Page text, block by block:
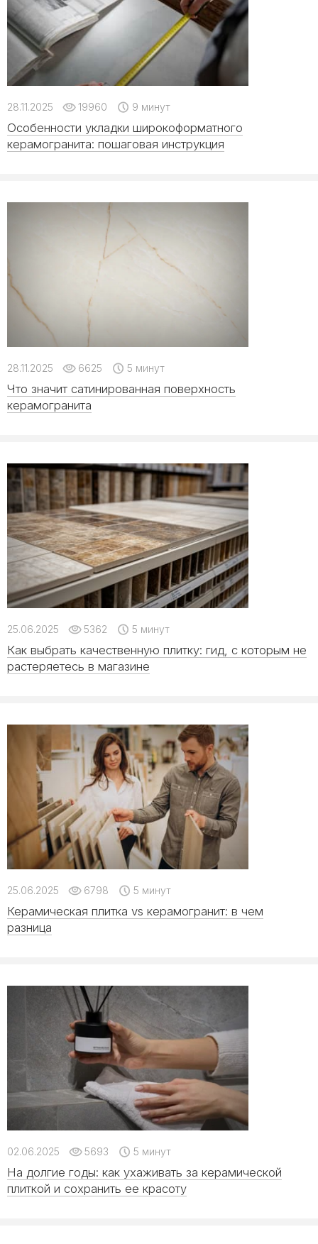
28.11.2025 19960 9 минут
Особенности укладки широкоформатного
керамогранита: пошаговая инструкция
28.11.2025 6625 5 минут
Что значит сатинированная поверхность
керамогранита
25.06.2025 5362 5 минут
Как выбрать качественную плитку: гид, с которым не
растеряетесь в магазине
25.06.2025 6798 5 минут
Керамическая плитка vs керамогранит: в чем
разница
02.06.2025 5693 5 минут
На долгие годы: как ухаживать за керамической
плиткой и сохранить ее красоту